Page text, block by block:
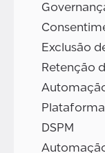
Exclusão
Retenção
DSPM